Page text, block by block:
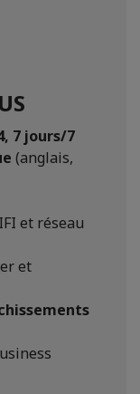
7 jours/7
(anglais,
et réseau
et